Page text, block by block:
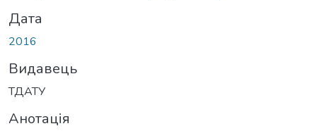
Дата
2016
Видавець
ТДАТУ
Анотація